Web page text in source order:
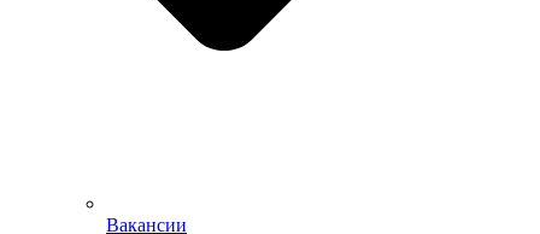
Вакансии